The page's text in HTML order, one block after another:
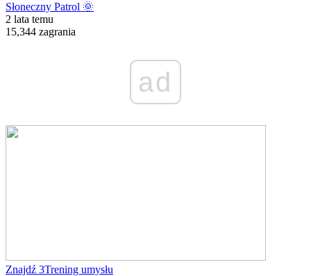
Słoneczny Patrol 🌞
2 lata temu
15,344 zagrania
ad
Znajdź 3Trening umysłu